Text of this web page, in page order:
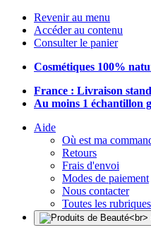
Revenir au menu
Accéder au contenu
Consulter le panier
Cosmétiques 100%
France : Livraison
Au moins 1 échantillon
Aide
Où est ma
Retours
Frais d'envoi
Modes de paiement
Nous contacter
Toutes les rubriques